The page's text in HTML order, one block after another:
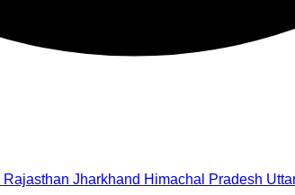
Rajasthan Jharkhand Himachal Pradesh